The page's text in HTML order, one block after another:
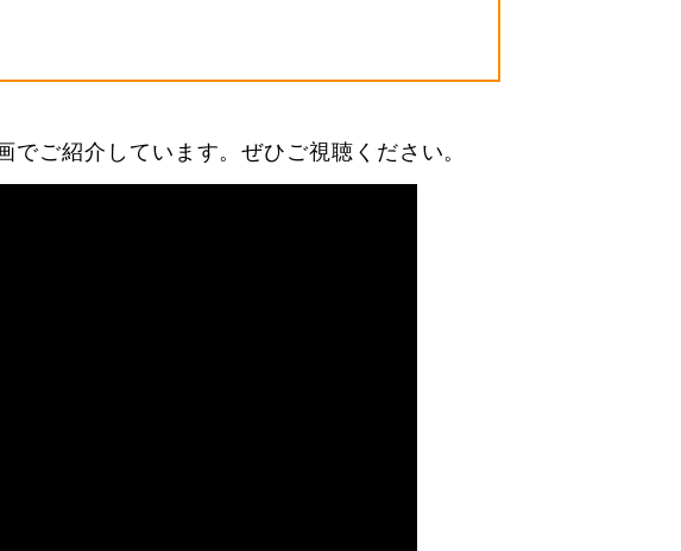
ご紹介しています。ぜひご視聴ください。